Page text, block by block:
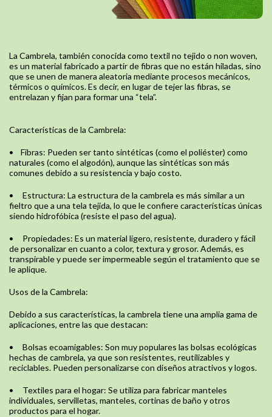
La Cambrela, también conocida como textil no tejido o non woven,
es un material fabricado a partir de fibras que no están hiladas, sino
que se unen de manera aleatoria mediante procesos mecánicos,
térmicos o químicos. Es decir, en lugar de tejer las fibras, se
entrelazan y fijan para formar una “tela”.
Características de la Cambrela:
•
Fibras: Pueden ser tanto sintéticas (como el poliéster) como
naturales (como el algodón), aunque las sintéticas son más
comunes debido a su resistencia y bajo costo.
•
Estructura: La estructura de la cambrela es más similar a un
fieltro que a una tela tejida, lo que le confiere características únicas
siendo hidrofóbica (resiste el paso del agua).
•
Propiedades: Es un material ligero, resistente, duradero y fácil
de personalizar en cuanto a color, textura y grosor. Además, es
transpirable y puede ser impermeable según el tratamiento que se
le aplique.
Usos de la Cambrela:
Debido a sus características, la cambrela tiene una amplia gama de
aplicaciones, entre las que destacan:
•
Bolsas ecoamigables: Son muy populares las bolsas ecológicas
hechas de cambrela, ya que son resistentes, reutilizables y
reciclables. Pueden personalizarse con diseños atractivos y logos.
•
Textiles para el hogar: Se utiliza para fabricar manteles
individuales, servilletas, manteles, cortinas de baño y otros
productos para el hogar.